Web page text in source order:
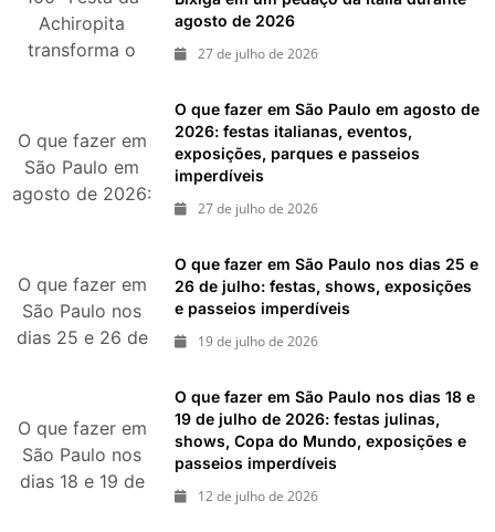
agosto de 2026
Achiropita
transforma o
durante agosto
de 2026
agosto de 2026
27 de julho de 2026
O que fazer em
São Paulo em
agosto de 2026:
exposições,
parques e
passeios
imperdíveis
O que fazer em São Paulo em agosto de
2026: festas italianas, eventos,
exposições, parques e passeios
imperdíveis
27 de julho de 2026
O que fazer em
São Paulo nos
dias 25 e 26 de
exposições e
passeios
imperdíveis
O que fazer em São Paulo nos dias 25 e
26 de julho: festas, shows, exposições
e passeios imperdíveis
19 de julho de 2026
O que fazer em
São Paulo nos
dias 18 e 19 de
O que fazer em São Paulo nos dias 18 e
19 de julho de 2026: festas julinas,
shows, Copa do Mundo, exposições e
passeios imperdíveis
12 de julho de 2026